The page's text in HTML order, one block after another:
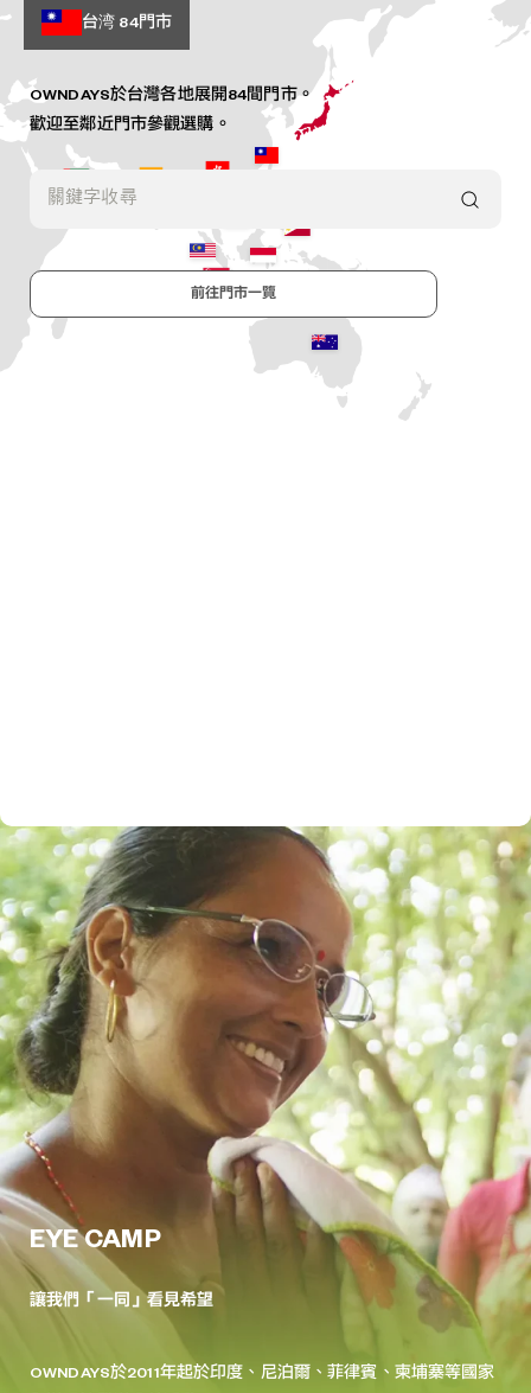
選擇鄰近門市預約
台湾 84門市
門市查詢
OWNDAYS於台灣各地展開84間門市。
歡迎至鄰近門市參觀選購。
前往門市一覽
Information
EYE CAMP
讓我們「一同」看見希望
OWNDAYS於2011年起於印度、尼泊爾、菲律賓、柬埔寨等國家